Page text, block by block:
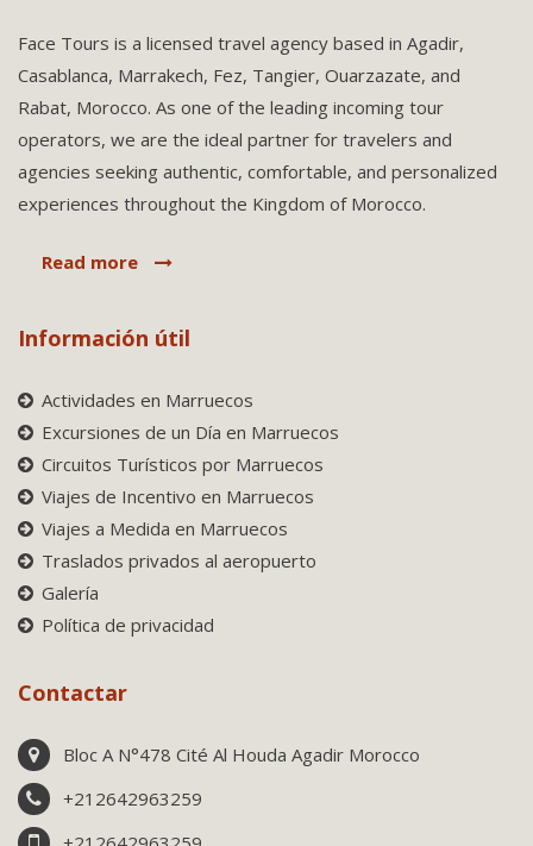
Face Tours is a licensed travel agency based in Agadir,
Casablanca, Marrakech, Fez, Tangier, Ouarzazate, and
Rabat, Morocco. As one of the leading incoming tour
operators, we are the ideal partner for travelers and
agencies seeking authentic, comfortable, and personalized
experiences throughout the Kingdom of Morocco.
Read more
Información útil
Actividades en Marruecos
Excursiones de un Día en Marruecos
Circuitos Turísticos por Marruecos
Viajes de Incentivo en Marruecos
Viajes a Medida en Marruecos
Traslados privados al aeropuerto
Galería
Política de privacidad
Contactar
Bloc A N°478 Cité Al Houda Agadir Morocco
+212642963259